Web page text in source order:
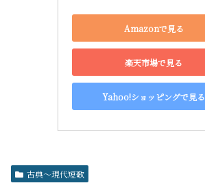
Amazonで見る
楽天市場で見る
Yahoo!ショッピングで見る
古典～現代短歌